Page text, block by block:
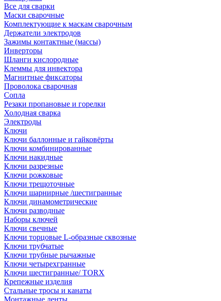
Все для сварки
Маски сварочные
Комплектующие к маскам сварочным
Держатели электродов
Зажимы контактные (массы)
Инверторы
Шланги кислородные
Клеммы для инвектора
Магнитные фиксаторы
Проволока сварочная
Сопла
Резаки пропановые и горелки
Холодная сварка
Электроды
Ключи
Ключи баллонные и гайковёрты
Ключи комбинированные
Ключи накидные
Ключи разрезные
Ключи рожковые
Ключи трещоточные
Ключи шарнирные /шестигранные
Ключи динамометрические
Ключи разводные
Наборы ключей
Ключи свечные
Ключи торцовые L-образные сквозные
Ключи трубчатые
Ключи трубные рычажные
Ключи четырехгранные
Ключи шестигранные/ TORX
Крепежные изделия
Стальные тросы и канаты
Монтажные ленты